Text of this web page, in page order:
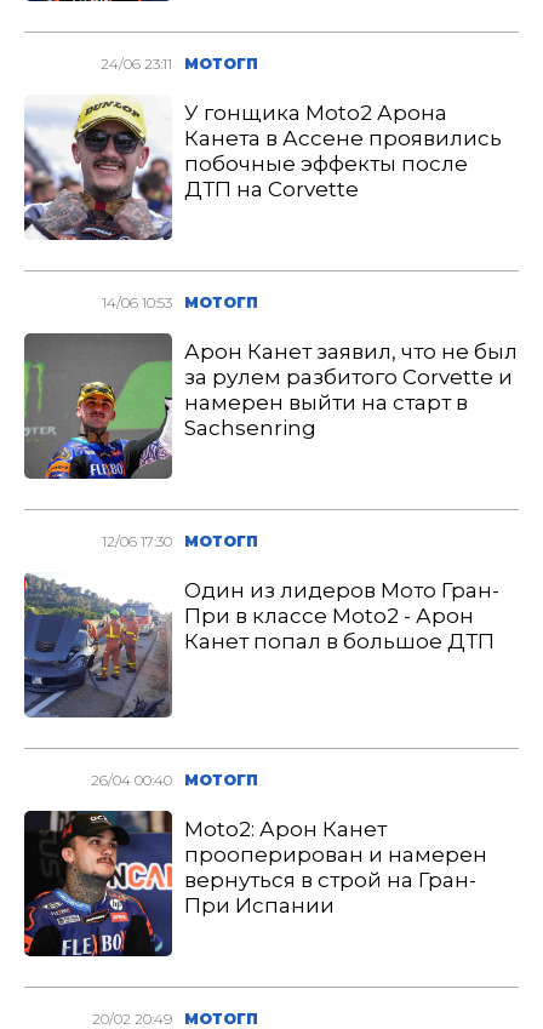
24/06 23:11 МОТОГП
У гонщика Moto2 Арона
Канета в Ассене проявились
побочные эффекты после
ДТП на Corvette
14/06 10:53 МОТОГП
Арон Канет заявил, что не был
за рулем разбитого Corvette и
намерен выйти на старт в
Sachsenring
12/06 17:30 МОТОГП
Один из лидеров Мото Гран-
При в классе Moto2 - Арон
Канет попал в большое ДТП
26/04 00:40 МОТОГП
Moto2: Арон Канет
прооперирован и намерен
вернуться в строй на Гран-
При Испании
20/02 20:49 МОТОГП